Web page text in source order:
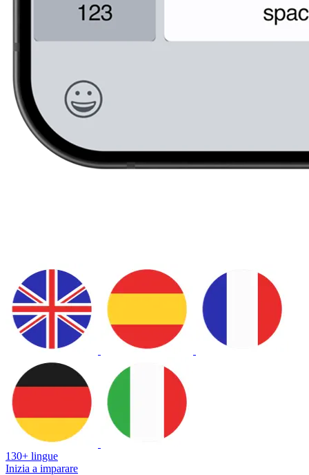
130+ lingue
Inizia a imparare